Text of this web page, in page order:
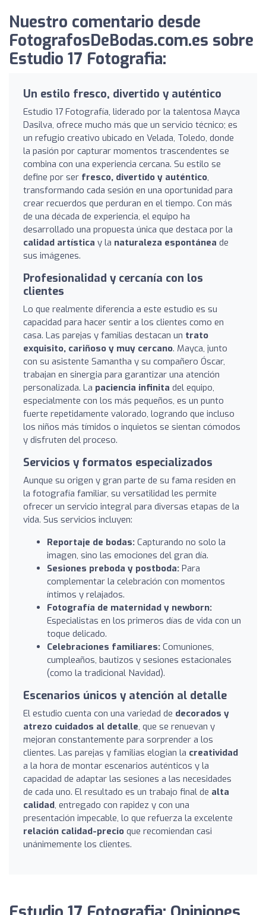
Nuestro comentario desde
FotografosDeBodas.com.es sobre
Estudio 17 Fotografia:
Un estilo fresco, divertido y auténtico
Estudio 17 Fotografía, liderado por la talentosa Mayca
Dasilva, ofrece mucho más que un servicio técnico; es
un refugio creativo ubicado en Velada, Toledo, donde
la pasión por capturar momentos trascendentes se
combina con una experiencia cercana. Su estilo se
define por ser fresco, divertido y auténtico,
transformando cada sesión en una oportunidad para
crear recuerdos que perduran en el tiempo. Con más
de una década de experiencia, el equipo ha
desarrollado una propuesta única que destaca por la
calidad artística y la naturaleza espontánea de
sus imágenes.
Profesionalidad y cercanía con los
clientes
Lo que realmente diferencia a este estudio es su
capacidad para hacer sentir a los clientes como en
casa. Las parejas y familias destacan un trato
exquisito, cariñoso y muy cercano. Mayca, junto
con su asistente Samantha y su compañero Óscar,
trabajan en sinergia para garantizar una atención
personalizada. La paciencia infinita del equipo,
especialmente con los más pequeños, es un punto
fuerte repetidamente valorado, logrando que incluso
los niños más tímidos o inquietos se sientan cómodos
y disfruten del proceso.
Servicios y formatos especializados
Aunque su origen y gran parte de su fama residen en
la fotografía familiar, su versatilidad les permite
ofrecer un servicio integral para diversas etapas de la
vida. Sus servicios incluyen:
Reportaje de bodas: Capturando no solo la
imagen, sino las emociones del gran día.
Sesiones preboda y postboda: Para
complementar la celebración con momentos
íntimos y relajados.
Fotografía de maternidad y newborn:
Especialistas en los primeros días de vida con un
toque delicado.
Celebraciones familiares: Comuniones,
cumpleaños, bautizos y sesiones estacionales
(como la tradicional Navidad).
Escenarios únicos y atención al detalle
El estudio cuenta con una variedad de decorados y
atrezo cuidados al detalle, que se renuevan y
mejoran constantemente para sorprender a los
clientes. Las parejas y familias elogian la creatividad
a la hora de montar escenarios auténticos y la
capacidad de adaptar las sesiones a las necesidades
de cada uno. El resultado es un trabajo final de alta
calidad, entregado con rapidez y con una
presentación impecable, lo que refuerza la excelente
relación calidad-precio que recomiendan casi
unánimemente los clientes.